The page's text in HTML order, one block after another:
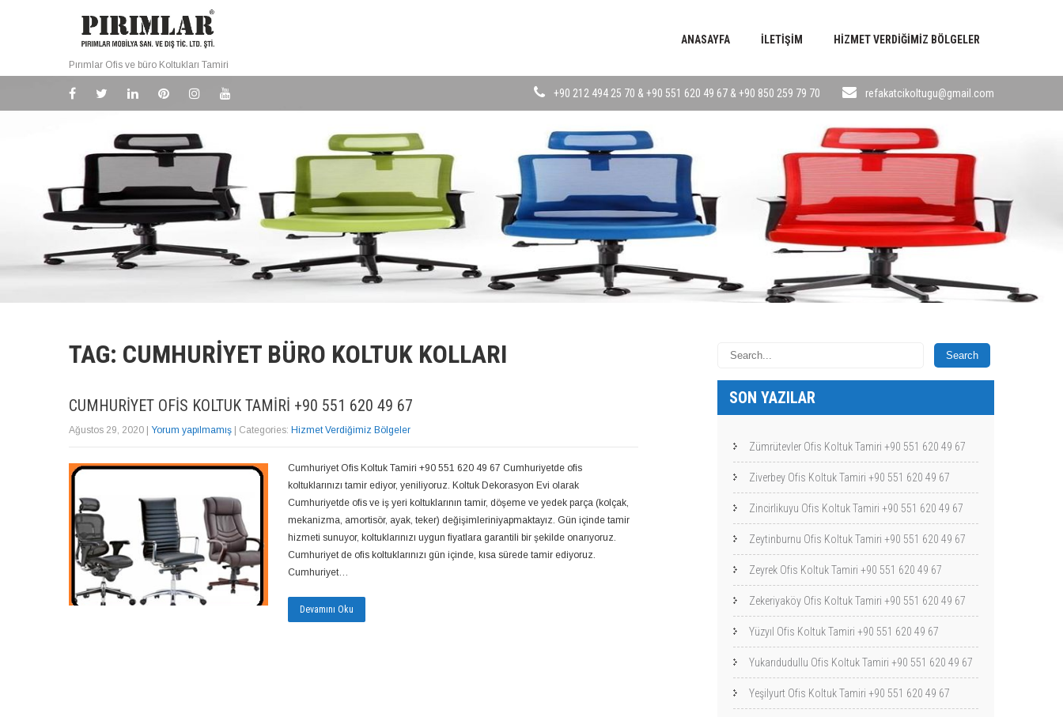
Pırımlar Ofis ve büro Koltukları Tamiri
ANASAYFA İLETIŞIM HIZMET VERDIĞIMIZ BÖLGELER
+90 212 494 25 70 & +90 551 620 49 67 & +90 850 259 79 70 refakatcikoltugu@gmail.com
TAG: CUMHURIYET BÜRO KOLTUK KOLLARI
CUMHURIYET OFIS KOLTUK TAMIRI +90 551 620 49 67
Ağustos 29, 2020 Yorum yapılmamış | Categories: Hizmet Verdiğimiz Bölgeler
Cumhuriyet Ofis Koltuk Tamiri +90 551 620 49 67 Cumhuriyetde ofis
koltuklarınızı tamir ediyor, yeniliyoruz. Koltuk Dekorasyon Evi olarak
Cumhuriyetde ofis ve iş yeri koltuklarının tamir, döşeme ve yedek parça (kolçak,
mekanizma, amortisör, ayak, teker) değişimleriniyapmaktayız. Gün içinde tamir
hizmeti sunuyor, koltuklarınızı uygun fiyatlara garantili bir şekilde onarıyoruz.
Cumhuriyet de ofis koltuklarınızı gün içinde, kısa sürede tamir ediyoruz.
Cumhuriyet…
Devamını Oku
SON YAZILAR
Zümrütevler Ofis Koltuk Tamiri +90 551 620 49 67
Ziverbey Ofis Koltuk Tamiri +90 551 620 49 67
Zincirlikuyu Ofis Koltuk Tamiri +90 551 620 49 67
Zeytinburnu Ofis Koltuk Tamiri +90 551 620 49 67
Zeyrek Ofis Koltuk Tamiri +90 551 620 49 67
Zekeriyaköy Ofis Koltuk Tamiri +90 551 620 49 67
Yüzyıl Ofis Koltuk Tamiri +90 551 620 49 67
Yukarıdudullu Ofis Koltuk Tamiri +90 551 620 49 67
Yeşilyurt Ofis Koltuk Tamiri +90 551 620 49 67